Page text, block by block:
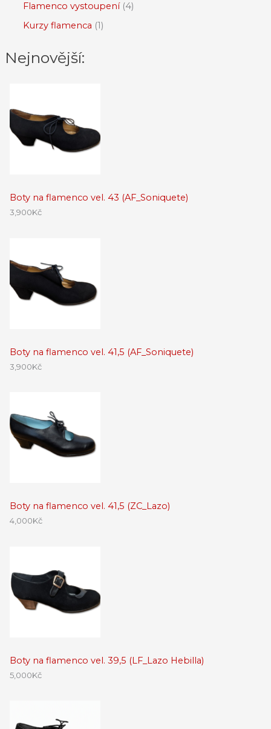
Flamenco vystoupení 4
Kurzy flamenca 1
Nejnovější:
Boty na flamenco vel. 43 (AF_Soniquete)
3,900Kč
Boty na flamenco vel. 41,5 (AF_Soniquete)
3,900Kč
Boty na flamenco vel. 41,5 (ZC_Lazo)
4,000Kč
Boty na flamenco vel. 39,5 (LF_Lazo Hebilla)
5,000Kč